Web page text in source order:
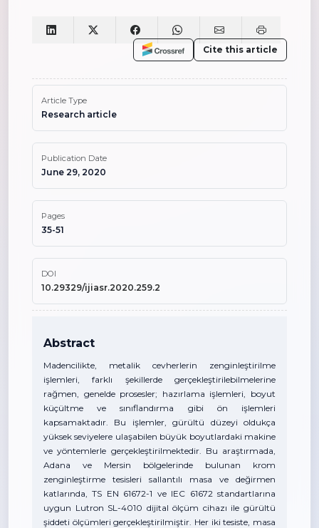
Cite this article
Article Type
Research article
Publication Date
June 29, 2020
Pages
35-51
DOI
10.29329/ijiasr.2020.259.2
Abstract
Madencilikte, metalik cevherlerin zenginleştirilme
işlemleri, farklı şekillerde gerçekleştirilebilmelerine
rağmen, genelde prosesler; hazırlama işlemleri, boyut
küçültme ve sınıflandırma gibi ön işlemleri
kapsamaktadır. Bu işlemler, gürültü düzeyi oldukça
yüksek seviyelere ulaşabilen büyük boyutlardaki makine
ve yöntemlerle gerçekleştirilmektedir. Bu araştırmada,
Adana ve Mersin bölgelerinde bulunan krom
zenginleştirme tesisleri sallantılı masa ve değirmen
katlarında, TS EN 61672-1 ve IEC 61672 standartlarına
uygun Lutron SL-4010 dijital ölçüm cihazı ile gürültü
şiddeti ölçümleri gerçekleştirilmiştir. Her iki tesiste, masa